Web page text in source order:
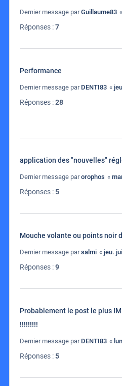
Dernier message parGuillaume83 «
Réponses :7
Performance
Dernier message par DENTI83 «
Réponses :28
application des "nouvelles"
Dernier message parorophos «
Réponses :5
Mouche volante ou points noir
Dernier message parsalmi « jeu.
Réponses :9
Probablement le post le plus
!!!!!!!!!
Dernier message par DENTI83 «
Réponses :5